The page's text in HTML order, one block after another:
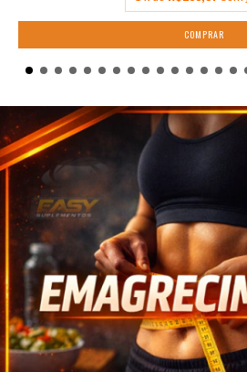
COMPRAR